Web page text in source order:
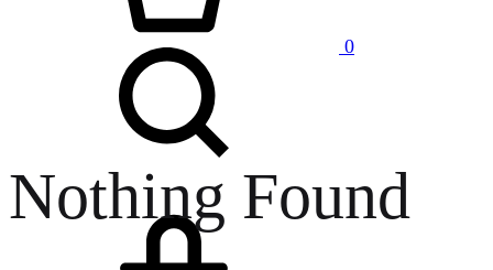
Search
0
Nothing Found